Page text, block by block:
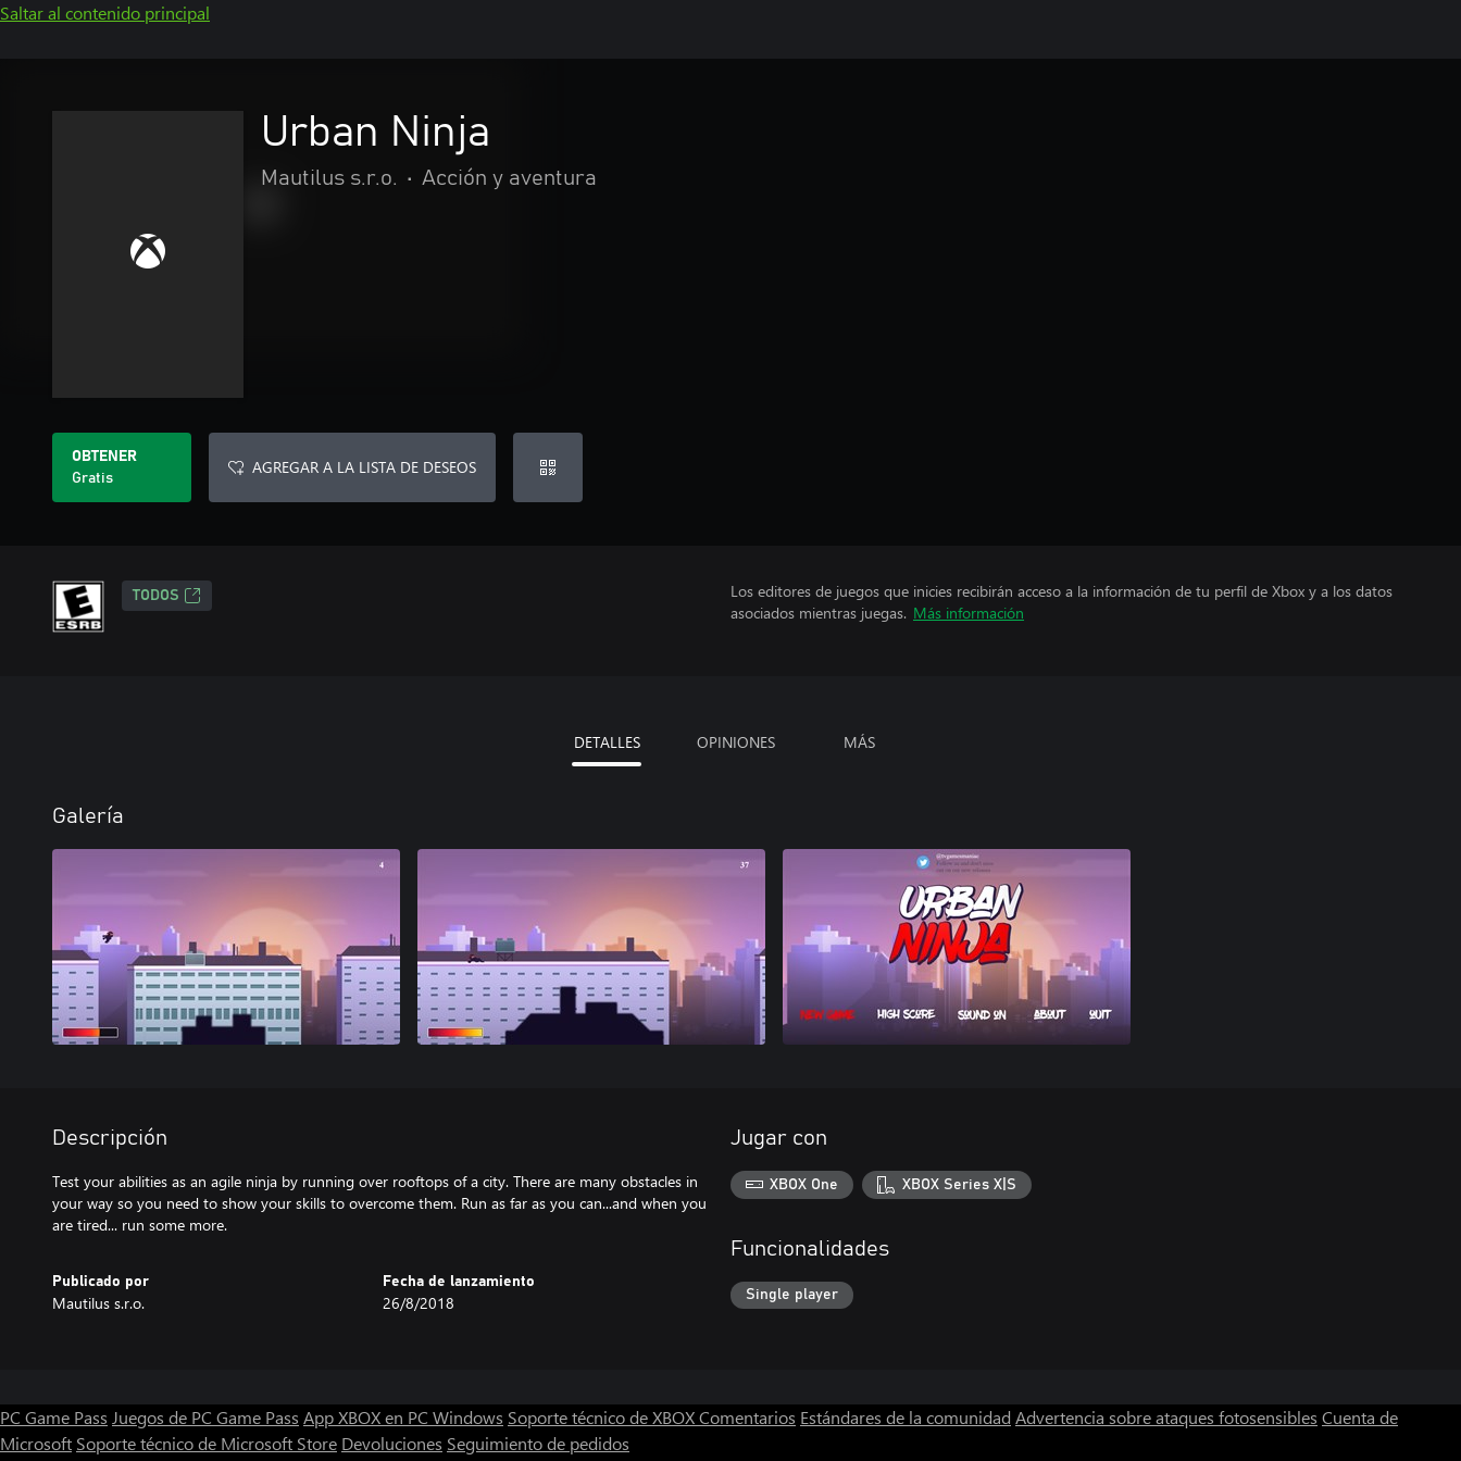
Saltar al contenido principal
Urban Ninja
Mautilus s.r.o. • Acción y aventura
OBTENER
Gratis
AGREGAR A LA LISTA DE DESEOS
TODOS
Los editores de juegos que inicies recibirán acceso a la información de tu perfil de Xbox y a los datos
asociados mientras juegas. Más información
DETALLES OPINIONES MÁS
Galería
Descripción
Test your abilities as an agile ninja by running over rooftops of a city. There are many obstacles in
your way so you need to show your skills to overcome them. Run as far as you can...and when you
are tired... run some more.
Publicado por
Mautilus s.r.o.
Fecha de lanzamiento
26/8/2018
Jugar con
XBOX One XBOX Series X|S
Funcionalidades
Single player
PC Game Pass Juegos de PC Game Pass App XBOX en PC Windows Soporte técnico de XBOXComentarios Estándares de la comunidad Advertencia sobre ataques fotosensibles Cuenta de
Microsoft Soporte técnico de Microsoft Store Devoluciones Seguimiento de pedidos